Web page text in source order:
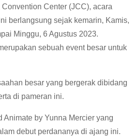
Center (JCC), acara
berlangsung sejak kemarin, Kamis,
Minggu, 6 Agustus 2023.
sebuah event besar untuk
besar yang bergerak dibidang
di pameran ini.
Animate by Yunna Mercier yang
debut perdananya di ajang ini.